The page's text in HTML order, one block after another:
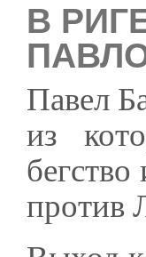
В
Павел
из
против